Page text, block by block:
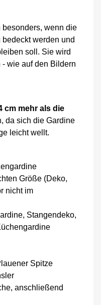
wenn die
werden und
soll. Sie wird
wie auf den Bildern
cm mehr als die
da sich die Gardine
leicht wellt.
Größe (Deko,
nicht im
Stangendeko,
Spitze
anschließend